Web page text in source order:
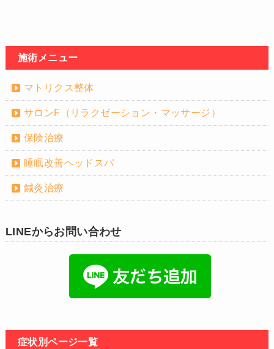
施術メニュー
マトリクス整体
サロンF（リラクゼーション・マッサージ）
保険治療
睡眠改善ヘッドスパ
鍼灸治療
LINEからお問い合わせ
症状別ページ一覧